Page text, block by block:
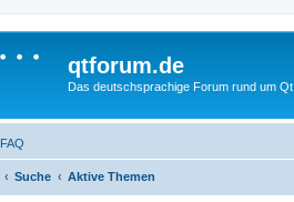
qtforum.de
Das deutschsprachige Forum rund um Qt
FAQ
Suche Aktive Themen